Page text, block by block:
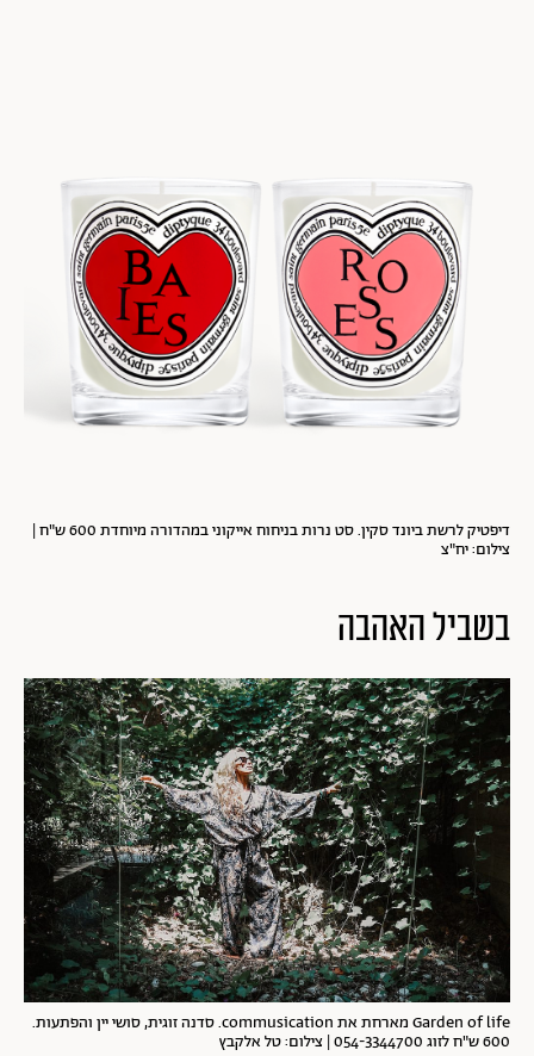
דיפטיק לרשת ביונד סקין. סט נרות בניחוח אייקוני במהדורה מיוחדת 600 ש"ח |
צילום: יח"צ
בשביל האהבה
Garden of life מארחת את commusication. סדנה זוגית, סושי יין והפתעות.
600 ש"ח לזוג 054-3344700 | צילום: טל אלקבץ